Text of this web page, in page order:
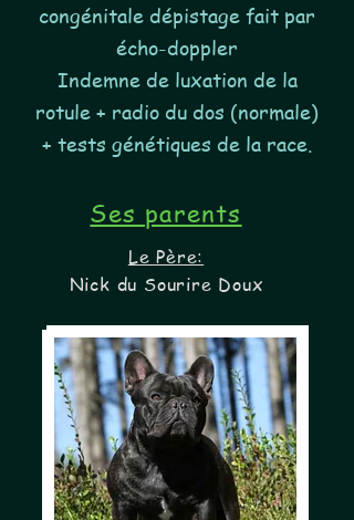
congénitale dépistage fait par
écho-doppler
Indemne de luxation de la
rotule + radio du dos (normale)
+ tests génétiques de la race.
Ses parents
Le Père:
Nick du Sourire Doux